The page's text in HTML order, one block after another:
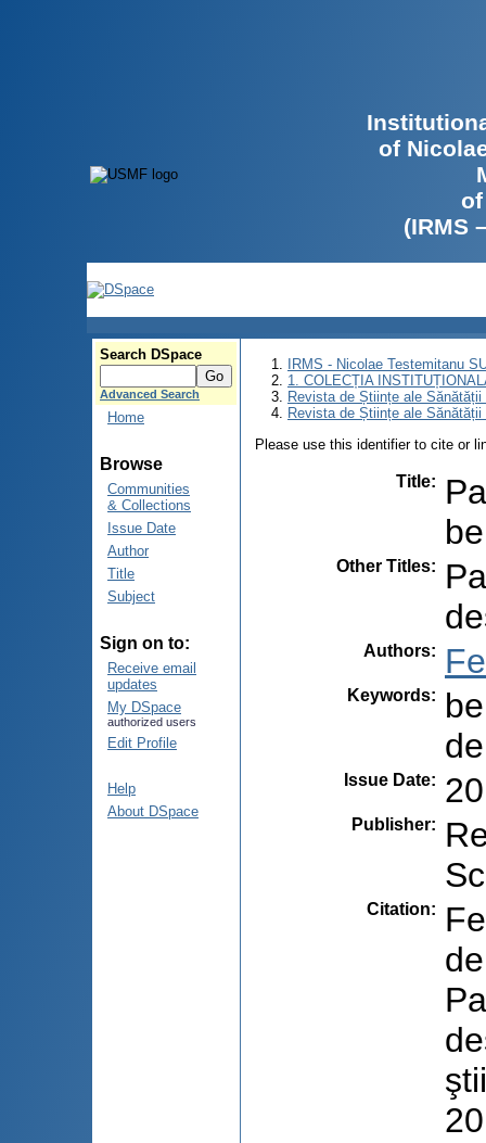
of
(IRMS
Search DSpace
Advanced Search
Home
Browse
Communities
& Collections
Issue Date
Author
Title
Subject
Sign on to:
Receive email
updates
My DSpace
authorized users
Edit Profile
Help
About DSpace
IRMS - Nicolae Testemitanu
1. COLECȚIA
Revista de Științe ale Sănătății
Revista de Științe ale
Please use this identifier to cite or
Title:
Other Titles:
Authors:
Keywords:
Issue Date:
Publisher:
Citation: